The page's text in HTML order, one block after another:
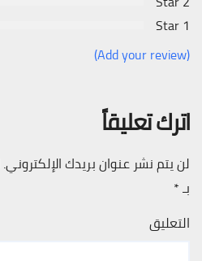
1 Star
(Add your review)
اترك تعليقاً
لن يتم نشر عنوان بريدك الإلكتروني.
بـ*
التعليق